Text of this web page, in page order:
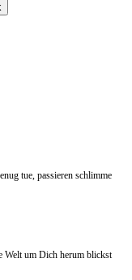
tue, passieren schlimme
Welt um Dich herum blickst